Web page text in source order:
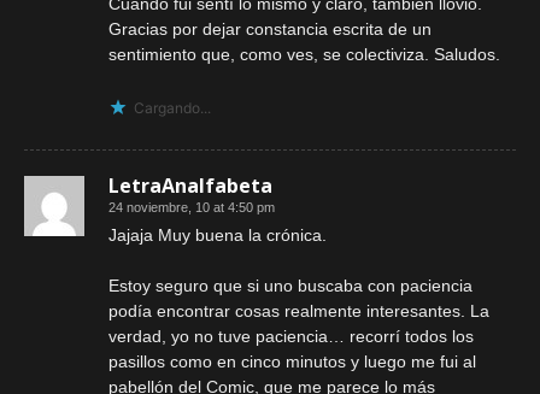
Gracias por dejar constancia escrita de un
sentimiento que, como ves, se colectiviza. Saludos.
Cargando...
LetraAnalfabeta
24 noviembre, 10 at 4:50 pm
Jajaja Muy buena la crónica.
Estoy seguro que si uno buscaba con paciencia
podía encontrar cosas realmente interesantes. La
verdad, yo no tuve paciencia… recorrí todos los
pasillos como en cinco minutos y luego me fui al
pabellón del Comic, que me parece lo más